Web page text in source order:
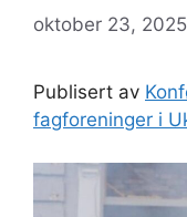
oktober 23, 2025
Publisert av
fagforeninger i